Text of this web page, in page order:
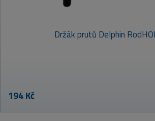
Držák prutů Delphin
194 Kč